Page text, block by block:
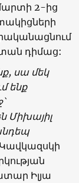
2-ից
դիմաց:
սա մեկ
ենք
Միխայիլ
Իլյա